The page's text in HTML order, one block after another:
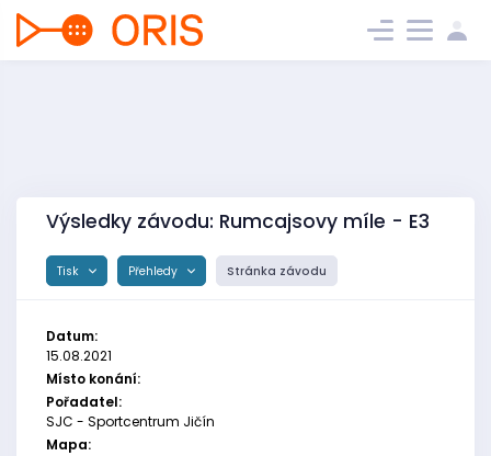
Výsledky závodu: Rumcajsovy míle - E3
Tisk Přehledy Stránka závodu
Datum:
15.08.2021
Místo konání:
Pořadatel:
SJC - Sportcentrum Jičín
Mapa: